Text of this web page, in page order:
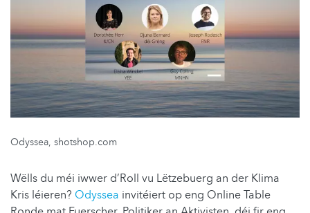
Odyssea, shotshop.com
Wëlls du méi iwwer d’Roll vu Lëtzebuerg an der Klima
Kris léieren? Odyssea invitéiert op eng Online Table